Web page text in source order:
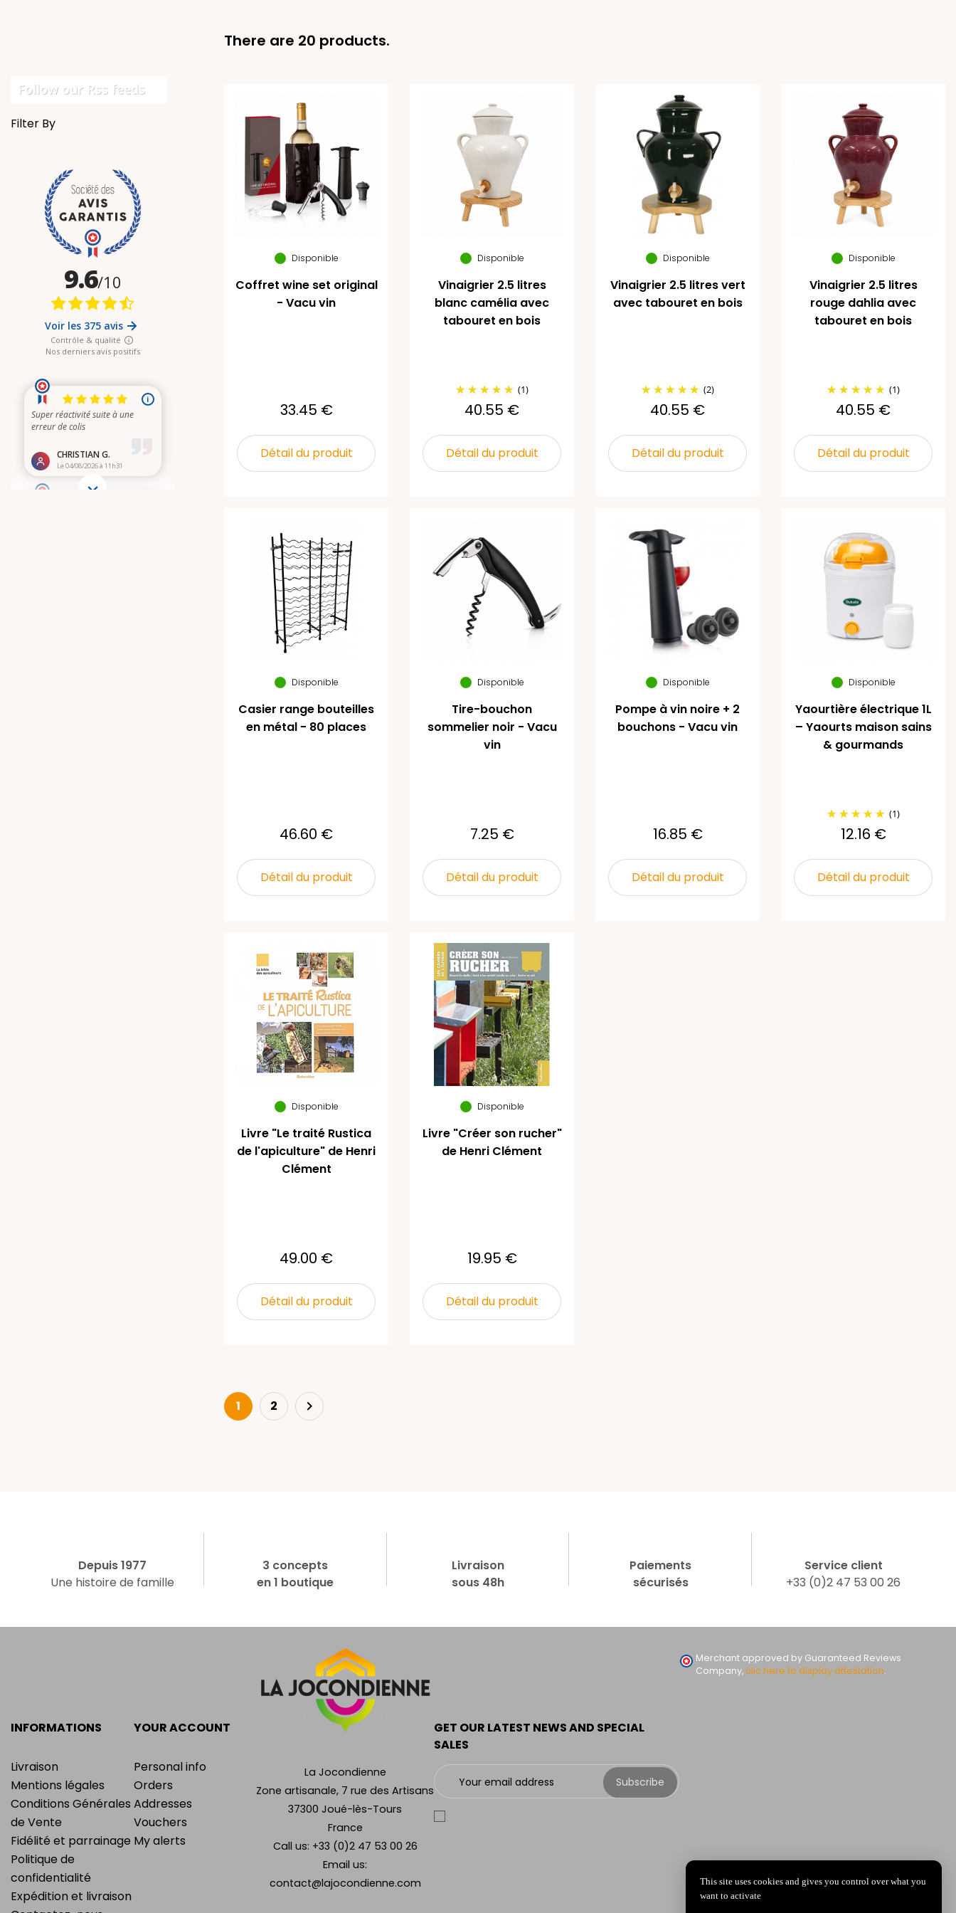
Follow our Rss feeds
Filter By
There are 20 products.
Disponible
Coffret wine set original
- Vacu vin
33.45 €
Détail du produit
Disponible
Vinaigrier 2.5 litres
blanc camélia avec
tabouret en bois
(1)
40.55 €
Détail du produit
Disponible
Vinaigrier 2.5 litres vert
avec tabouret en bois
(2)
40.55 €
Détail du produit
Disponible
Vinaigrier 2.5 litres
rouge dahlia avec
tabouret en bois
(1)
40.55 €
Détail du produit
Disponible
Casier range bouteilles
en métal - 80 places
46.60 €
Détail du produit
Disponible
Tire-bouchon
sommelier noir - Vacu
vin
7.25 €
Détail du produit
Disponible
Pompe à vin noire + 2
bouchons - Vacu vin
16.85 €
Détail du produit
Disponible
Yaourtière électrique 1L
– Yaourts maison sains
& gourmands
(1)
12.16 €
Détail du produit
Disponible
Livre "Le traité Rustica
de l'apiculture" de Henri
Clément
49.00 €
Détail du produit
Disponible
Livre "Créer son rucher"
de Henri Clément
19.95 €
Détail du produit
1 2 Next

Depuis 1977
Une histoire de famille
3 concepts
en 1 boutique
Livraison
sous 48h
Paiements
sécurisés
Service client
+33 (0)2 47 53 00 26
INFORMATIONS
Livraison
Mentions légales
Conditions Générales
de Vente
Fidélité et parrainage
Politique de
confidentialité
Expédition et livraison
YOUR ACCOUNT
Personal info
Orders
Addresses
Vouchers
My alerts
La Jocondienne
Zone artisanale, 7 rue des Artisans
37300 Joué-lès-Tours
France
Call us: +33 (0)2 47 53 00 26
Email us:
contact@lajocondienne.com
GET OUR LATEST NEWS AND SPECIAL
SALES
Subscribe
Merchant approved by Guaranteed Reviews
Company,clic here to display attestation.
This site uses cookies and gives you control over what you
want to activate